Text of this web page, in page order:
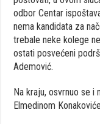
odbor Centar
nema kandidata za
trebale neke kolege
ostati posvećeni
Ademović.
Na kraju, osvrnuo se i
Elmedinom